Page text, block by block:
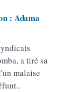
: Adama
a tiré sa
malaise